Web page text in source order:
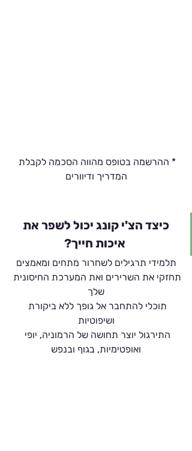
* ההרשמה בטופס מהווה הסכמה לקבלת
המדריך ודיוורים
כיצד הצ'י קונג יכול לשפר את
איכות חייך?
תלמידי תרגילים לשחרור מתחים ומאמצים
תחזקי את השרירים ואת המערכת החיסונית
שלך
תוכלי להתחבר אל גופך ללא ביקורת
ושיפוטיות
התירגול יוצר תחושה של הרמוניה, יופי
ואופטימיות, בגוף ובנפש